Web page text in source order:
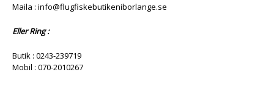
Maila : info@flugfiskebutikeniborlange.se
Eller Ring :
Butik : 0243-239719
Mobil : 070-2010267